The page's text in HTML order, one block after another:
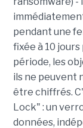
pendant une
fixée à 10
période, les
ils ne peuvent
être chiffrés.
Lock" : un
données,